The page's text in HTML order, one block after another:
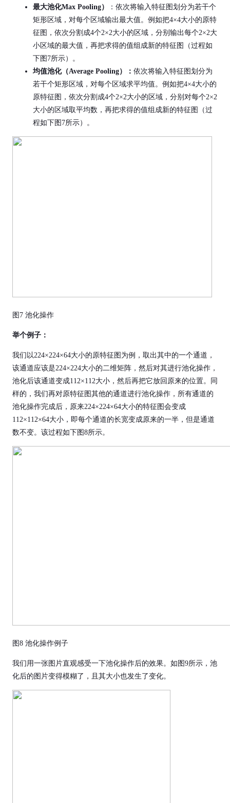
最大池化Max Pooling）
：依次将输入特征图划分为若干个
矩形区域，对每个区域输出最大值。例如把4×4大小的原特
征图，依次分割成4个2×2大小的区域，分别输出每个2×2大
小区域的最大值，再把求得的值组成新的特征图（过程如
下图7所示）。
均值池化（Average Pooling）： 依次将输入特征图划分为
若干个矩形区域，对每个区域求平均值。例如把4×4大小的
原特征图，依次分割成4个2×2大小的区域，分别对每个2×2
大小的区域取平均数，再把求得的值组成新的特征图（过
程如下图7所示）。
图7 池化操作
举个例子：
我们以224×224×64大小的原特征图为例，取出其中的一个通道，
该通道应该是224×224大小的二维矩阵，然后对其进行池化操作，
池化后该通道变成112×112大小，然后再把它放回原来的位置。同
样的，我们再对原特征图其他的通道进行池化操作，所有通道的
池化操作完成后，原来224×224×64大小的特征图会变成
112×112×64大小，即每个通道的长宽变成原来的一半，但是通道
数不变。该过程如下图8所示。
图8 池化操作例子
我们用一张图片直观感受一下池化操作后的效果。如图9所示，池
化后的图片变得模糊了，且其大小也发生了变化。